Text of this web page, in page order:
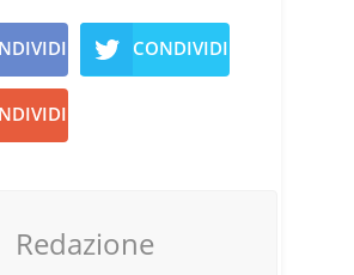
CONDIVIDI
Redazione